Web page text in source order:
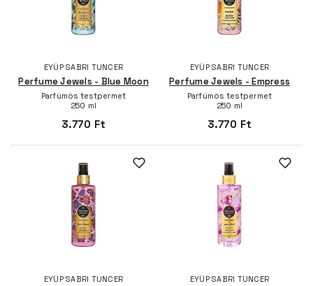
EYÜP SABRI TUNCER
Perfume Jewels - Blue Moon
Parfümös testpermet
250 ml
3.770 Ft
EYÜP SABRI TUNCER
Perfume Jewels - Empress
Parfümös testpermet
250 ml
3.770 Ft
EYÜP SABRI TUNCER EYÜP SABRI TUNCER